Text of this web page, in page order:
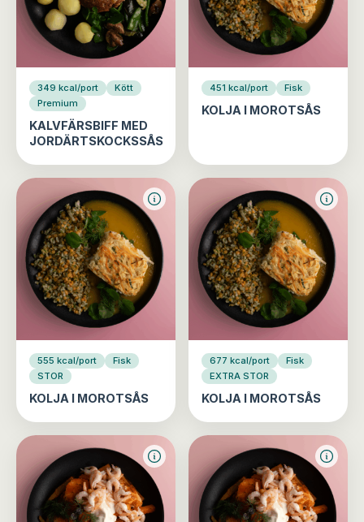
349 kcal/port
Kött
Premium
KALVFÄRSBIFF MED
JORDÄRTSKOCKSSÅS
451 kcal/port Fisk
KOLJA I MOROTSÅS
555 kcal/port
Fisk
STOR
KOLJA I MOROTSÅS
677 kcal/port
Fisk
EXTRA STOR
KOLJA I MOROTSÅS